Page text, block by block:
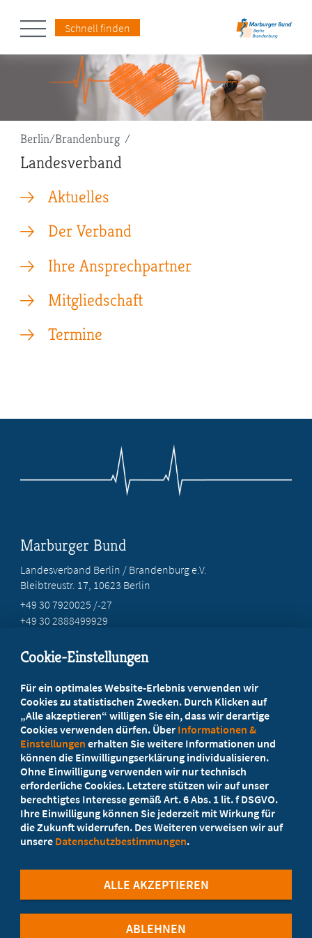
Schnell finden
Pfadnavigation
Berlin/Brandenburg
Landesverband
Aktuelles
Der Verband
Ihre Ansprechpartner
Mitgliedschaft
Termine
Marburger Bund
Landesverband Berlin / Brandenburg e.V.
Bleibtreustr. 17, 10623 Berlin
+49 30 7920025 /-27
+49 30 2888499929
Ihr Landesverband berät Sie!
Ansprechpartner
Werden Sie jetzt Mitglied
5 Vorteile einer MB-Mitgliedschaft
Cookie-Einstellungen
Für ein optimales Website-Erlebnis verwenden wir
Cookies zu statistischen Zwecken. Durch Klicken auf
„Alle akzeptieren“ willigen Sie ein, dass wir derartige
Cookies verwenden dürfen. Über Informationen &
Einstellungen erhalten Sie weitere Informationen und
können die Einwilligungserklärung individualisieren.
Ohne Einwilligung verwenden wir nur technisch
erforderliche Cookies. Letztere stützen wir auf unser
berechtigtes Interesse gemäß Art. 6 Abs. 1 lit. f DSGVO.
Ihre Einwilligung können Sie jederzeit mit Wirkung für
die Zukunft widerrufen. Des Weiteren verweisen wir auf
unsere Datenschutzbestimmungen.
ABLEHNEN
ALLE AKZEPTIEREN